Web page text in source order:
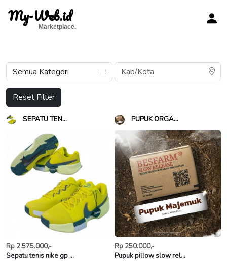
My-Web.id
Marketplace.
Reset Filter
SEPATU TEN...
Rp 2.575.000,-
Sepatu tenis nike gp ...
PUPUK ORGA...
Rp 250.000,-
Pupuk pillow slow rel...